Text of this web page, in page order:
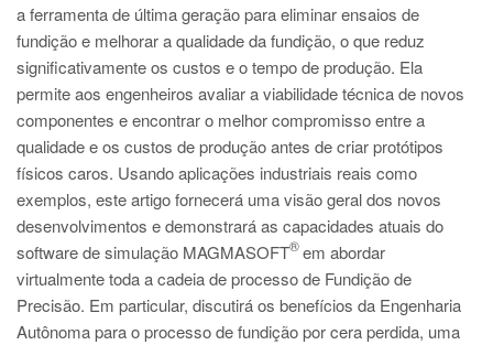
PT
ES
MAGMA Turquia
EN
TR
MAGMA China
EN
ZH
MAGMA Índia
a ferramenta de última geração para eliminar ensaios de
fundição e melhorar a qualidade da fundição, o que reduz
significativamente os custos e o tempo de produção. Ela
permite aos engenheiros avaliar a viabilidade técnica de novos
componentes e encontrar o melhor compromisso entre a
qualidade e os custos de produção antes de criar protótipos
físicos caros. Usando aplicações industriais reais como
exemplos, este artigo fornecerá uma visão geral dos novos
desenvolvimentos e demonstrará as capacidades atuais do
software de simulação MAGMASOFT
®em abordar
virtualmente toda a cadeia de processo de Fundição de
Precisão. Em particular, discutirá os benefícios da Engenharia
Autônoma para o processo de fundição por cera perdida, uma